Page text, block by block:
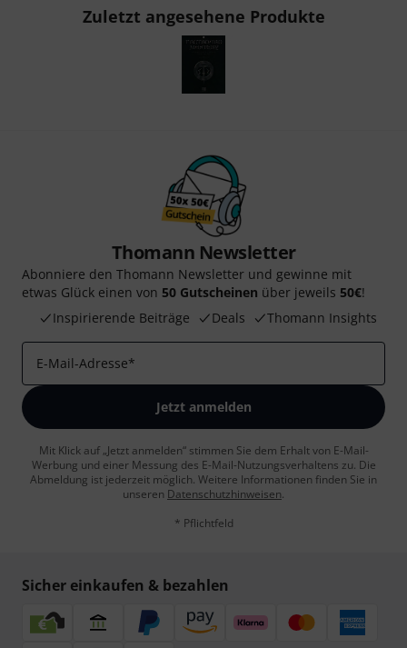
Zuletzt angesehene Produkte
Thomann Newsletter
Abonniere den Thomann Newsletter und gewinne mit
etwas Glück einen von 50 Gutscheinen über jeweils 50€!
Inspirierende Beiträge
Deals Thomann Insights
E-Mail-Adresse*
Jetzt anmelden
Mit Klick auf „Jetzt anmelden“ stimmen Sie dem Erhalt von E-Mail-
Werbung und einer Messung des E-Mail-Nutzungsverhaltens zu. Die
Abmeldung ist jederzeit möglich. Weitere Informationen finden Sie in
unseren Datenschutzhinweisen.
* Pflichtfeld
Sicher einkaufen & bezahlen